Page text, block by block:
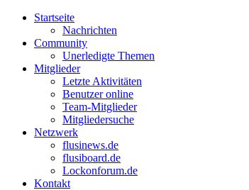
Startseite
Nachrichten
Community
Unerledigte Themen
Mitglieder
Letzte Aktivitäten
Benutzer online
Team-Mitglieder
Mitgliedersuche
Netzwerk
flusinews.de
flusiboard.de
Lockonforum.de
Kontakt